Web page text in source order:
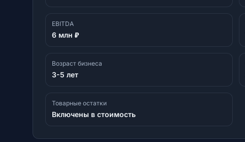
EBITDA
6 млн ₽
Возраст бизнеса
3-5 лет
Товарные остатки
Включены в стоимость